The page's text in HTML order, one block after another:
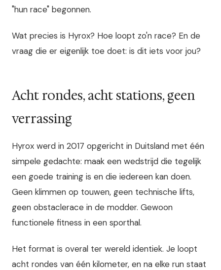
"hun race" begonnen.
Wat precies is Hyrox? Hoe loopt zo'n race? En de
vraag die er eigenlijk toe doet: is dit iets voor jou?
Acht rondes, acht stations, geen
verrassing
Hyrox werd in 2017 opgericht in Duitsland met één
simpele gedachte: maak een wedstrijd die tegelijk
een goede training is en die iedereen kan doen.
Geen klimmen op touwen, geen technische lifts,
geen obstaclerace in de modder. Gewoon
functionele fitness in een sporthal.
Het format is overal ter wereld identiek. Je loopt
acht rondes van één kilometer, en na elke run staat